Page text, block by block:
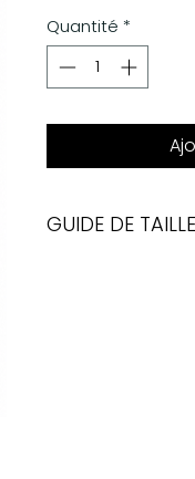
Quantité *
GUIDE DE